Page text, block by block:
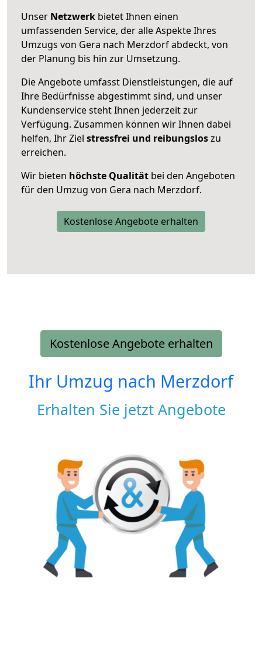
Unser Netzwerk bietet Ihnen einen
umfassenden Service, der alle Aspekte Ihres
Umzugs von Gera nach Merzdorf abdeckt, von
der Planung bis hin zur Umsetzung.
Die Angebote umfasst Dienstleistungen, die auf
Ihre Bedürfnisse abgestimmt sind, und unser
Kundenservice steht Ihnen jederzeit zur
Verfügung. Zusammen können wir Ihnen dabei
helfen, Ihr Ziel stressfrei und reibungsloszu
erreichen.
Wir bieten höchste Qualität bei den Angeboten
für den Umzug von Gera nach Merzdorf.
Kostenlose Angebote erhalten
Kostenlose Angebote erhalten
Ihr Umzug nach Merzdorf
Erhalten Sie jetzt Angebote